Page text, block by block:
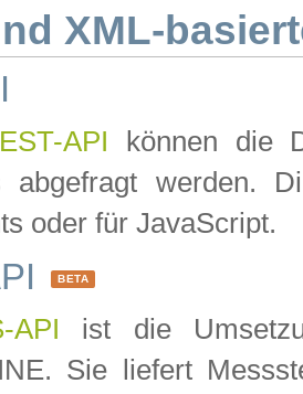
XML-
API können die
abgefragt werden.
oder für JavaScript.
BETA
API ist die
Sie liefert